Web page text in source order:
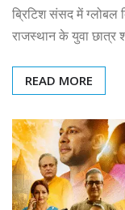
ब्रिटिश संसद में ग्लोबल
राजस्थान के युवा छात्र
READ MORE